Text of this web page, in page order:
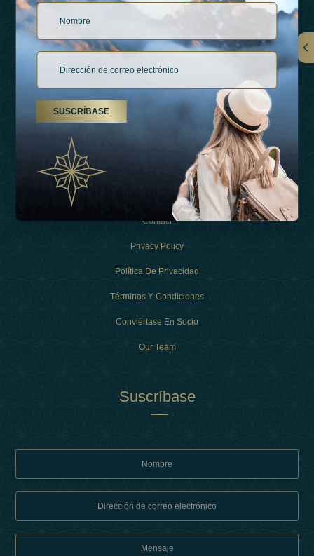
Vínculos
Tipos De Vacaciones
Contact
Privacy Policy
Política De Privacidad
Términos Y Condiciones
Conviértase En Socio
Our Team
Suscríbase
SUSCRÍBASE